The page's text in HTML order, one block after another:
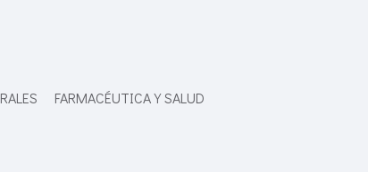
FARMACÉUTICA Y SALUD